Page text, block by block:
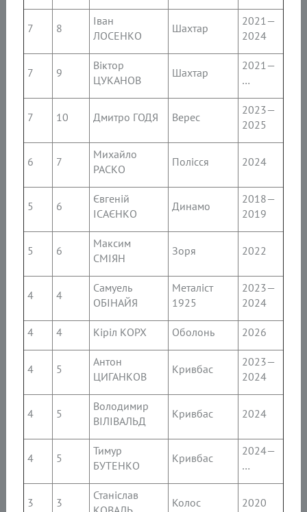
7 8
Іван
ЛОСЕНКО
Шахтар
2021—
2024
7 9
Віктор
ЦУКАНОВ
Шахтар
2021—
…
7 10 Дмитро ГОДЯ Верес
2023—
2025
6 7
Михайло
РАСКО
Полісся 2024
5 6
Євгеній
ІСАЄНКО
Динамо
2018—
2019
5 6
Максим
СМІЯН
Зоря 2022
4 4
Самуель
ОБІНАЙЯ
Металіст
1925
2023—
2024
4 4 Кіріл КОРХ Оболонь 2026
4 5
Антон
ЦИГАНКОВ
Кривбас
2023—
2024
4 5
Володимир
ВІЛІВАЛЬД
Кривбас 2024
4 5
Тимур
БУТЕНКО
Кривбас
2024—
…
3 3
Станіслав
Колос 2020